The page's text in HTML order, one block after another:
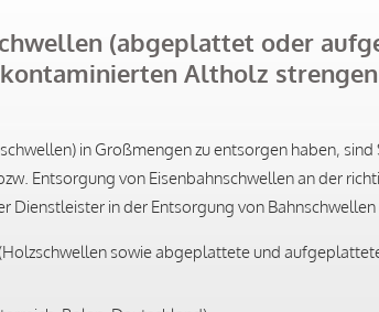
(abgeplattet oder
Altholz
in Großmengen zu entsorgen haben, sind
Entsorgung von Eisenbahnschwellen an der
Dienstleister in der Entsorgung von
sowie abgeplattete und